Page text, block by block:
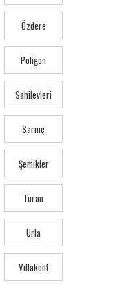
Özdere
Poligon
Sahilevleri
Sarnıç
Şemikler
Turan
Urla
Villakent